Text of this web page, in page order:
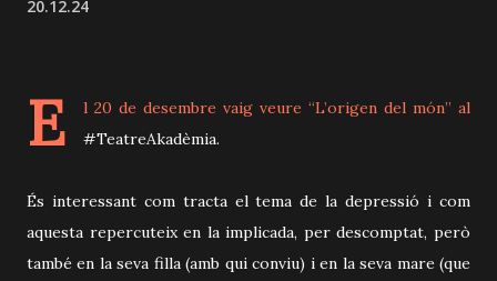
20.12.24
E
l 20 de desembre vaig veure “L’origen del món” al
#TeatreAkadèmia.
És interessant com tracta el tema de la depressió i com
aquesta repercuteix en la implicada, per descomptat, però
també en la seva filla (amb qui conviu) i en la seva mare (que